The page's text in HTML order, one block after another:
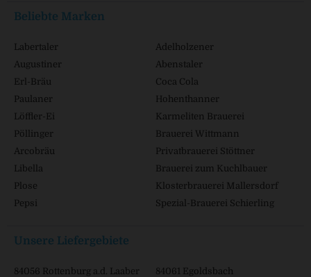
Beliebte Marken
Labertaler
Adelholzener
Augustiner
Abenstaler
Erl-Bräu
Coca Cola
Paulaner
Hohenthanner
Löffler-Ei
Karmeliten Brauerei
Pöllinger
Brauerei Wittmann
Arcobräu
Privatbrauerei Stöttner
Libella
Brauerei zum Kuchlbauer
Plose
Klosterbrauerei Mallersdorf
Pepsi
Spezial-Brauerei Schierling
Unsere Liefergebiete
84056 Rottenburg a.d. Laaber
84061 Egoldsbach